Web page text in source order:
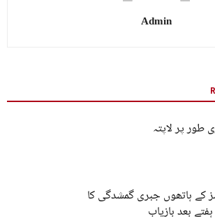
Admin
طور پر لاپتہ
کے ہاتھوں جبری گمشدگی کا
بعد بازیاب